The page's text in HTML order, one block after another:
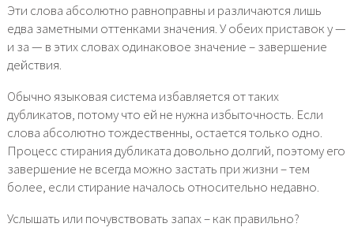
Эти слова абсолютно равноправны и различаются лишь
едва заметными оттенками значения. У обеих приставок у —
и за — в этих словах одинаковое значение – завершение
действия.
Обычно языковая система избавляется от таких
дубликатов, потому что ей не нужна избыточность. Если
слова абсолютно тождественны, остается только одно.
Процесс стирания дубликата довольно долгий, поэтому его
завершение не всегда можно застать при жизни – тем
более, если стирание началось относительно недавно.
Услышать или почувствовать запах – как правильно?